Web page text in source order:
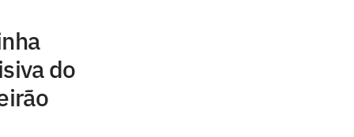
do